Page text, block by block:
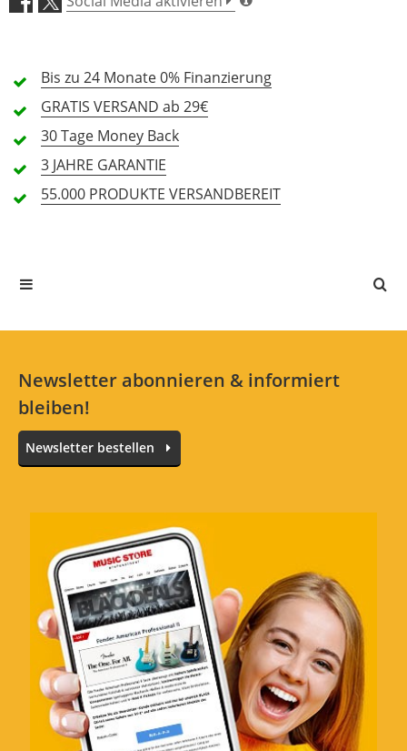
4 Sterne
2 Sterne
1 Sterne
Alle Sprachen
Bis zu 24 Monate0% Finanzierung
GRATIS VERSAND ab 29€
30 Tage Money Back
3 JAHRE GARANTIE
55.000 PRODUKTE VERSANDBEREIT
Newsletter abonnieren & informiert
bleiben!
Newsletter bestellen